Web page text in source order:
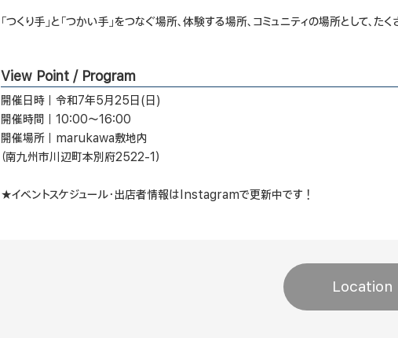
「つくり手」と「つかい手」をつなぐ場所、体験する場所、コミュニティの場所として、た
View Point / Program
開催日時｜令和7年5月25日(日)
開催時間｜10:00～16:00
開催場所｜marukawa敷地内
（南九州市川辺町本別府2522-1）
★イベントスケジュール・出店者情報はInstagramで更新中です！
Location